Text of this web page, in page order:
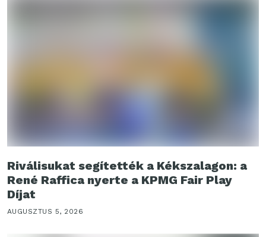
Riválisukat segítették a Kékszalagon: a
René Raffica nyerte a KPMG Fair Play
Díjat
AUGUSZTUS 5, 2026